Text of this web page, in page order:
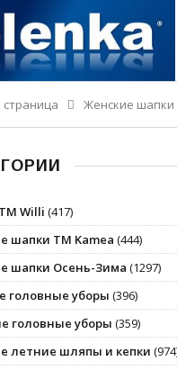
страница Женские
Willi (417)
шапки ТМ Kamea (444)
шапки Осень-Зима (1297)
головные уборы (396)
головные уборы (359)
летние шляпы и кепки